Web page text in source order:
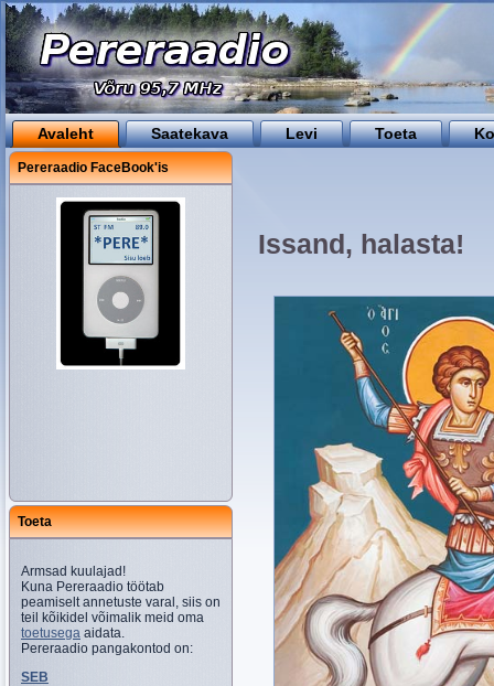
Avaleht Saatekava Levi Toeta
Pereraadio FaceBook'is
Toeta
Armsad kuulajad!
Kuna Pereraadio töötab
peamiselt annetuste varal, siis on
teil kõikidel võimalik meid oma
toetusega aidata.
Pereraadio pangakontod on:
SEB
Issand, halasta!